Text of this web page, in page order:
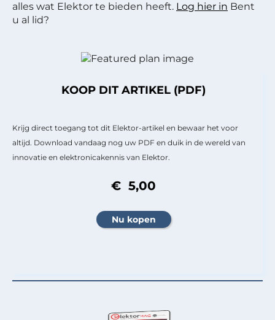
alles wat Elektor te bieden heeft. Log hier in Bent
u al lid?
KOOP DIT ARTIKEL (PDF)
Krijg direct toegang tot dit Elektor-artikel en bewaar het voor
altijd. Download vandaag nog uw PDF en duik in de wereld van
innovatie en elektronicakennis van Elektor.
€ 5,00